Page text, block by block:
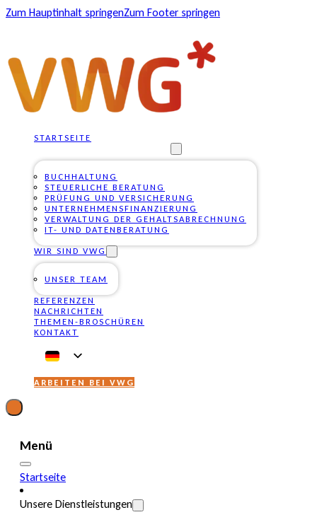
Zum Hauptinhalt springenZum Footer springen
STARTSEITE
BUCHHALTUNG
STEUERLICHE BERATUNG
PRÜFUNG UND VERSICHERUNG
UNTERNEHMENSFINANZIERUNG
VERWALTUNG DER GEHALTSABRECHNUNG
IT- UND DATENBERATUNG
WIR SIND VWG
UNSER TEAM
REFERENZEN
NACHRICHTEN
THEMEN-BROSCHÜREN
KONTAKT
ARBEITEN BEI VWG
Menü
Startseite
Unsere Dienstleistungen